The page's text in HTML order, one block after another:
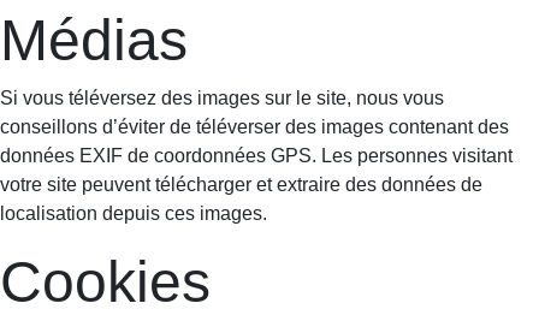
Médias
Si vous téléversez des images sur le site, nous vous
conseillons d’éviter de téléverser des images contenant des
données EXIF de coordonnées GPS. Les personnes visitant
votre site peuvent télécharger et extraire des données de
localisation depuis ces images.
Cookies